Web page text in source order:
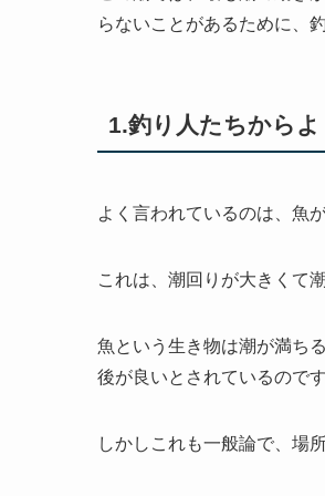
らないことがあるために、
1.釣り人たちから
よく言われているのは、魚
これは、潮回りが大きくて
魚という生き物は潮が満ち
後が良いとされているのです
しかしこれも一般論で、場